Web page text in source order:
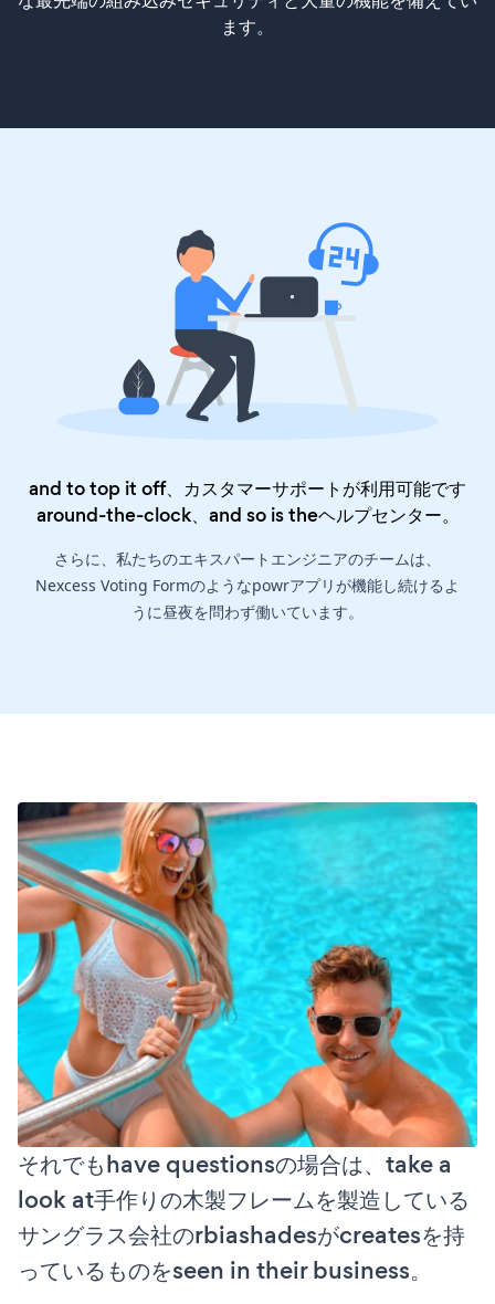
ます。
and to top it off、カスタマーサポートが利用可能です
around-the-clock、and so is theヘルプセンター。
さらに、私たちのエキスパートエンジニアのチームは、
Nexcess Voting Formのようなpowrアプリが機能し続けるよ
うに昼夜を問わず働いています。
それでもhave questionsの場合は、take a
look at手作りの木製フレームを製造している
サングラス会社のrbiashadesがcreatesを持
っているものをseen in their business。